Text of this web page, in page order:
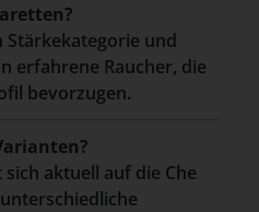
Stärkekategorie und
erfahrene Raucher, die
bevorzugen.
aktuell auf die Che